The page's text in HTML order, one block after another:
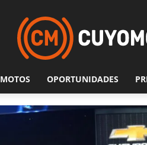
MOTOS OPORTUNIDADES